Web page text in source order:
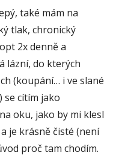
také mám na
tlak, chronický
2x denně a
lázní, do kterých
(koupání… i ve slané
se cítím jako
oku, jako by mi klesl
je krásně čisté (není
proč tam chodím.